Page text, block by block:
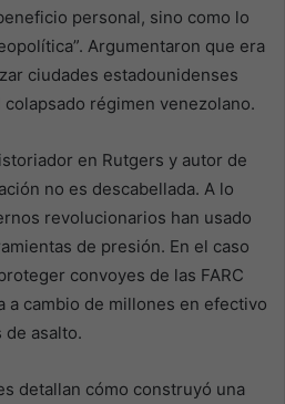
personal, sino como lo
Argumentaron que era
ciudades estadounidenses
régimen venezolano.
en Rutgers y autor de
no es descabellada. A lo
revolucionarios han usado
de presión. En el caso
convoyes de las FARC
a cambio de millones en efectivo
de asalto.
detallan cómo construyó una